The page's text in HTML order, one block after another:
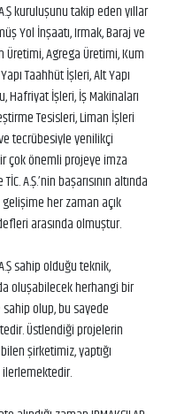
A.Ş kuruluşunu takip eden yıllar
Yol İnşaatı, Irmak, Baraj ve
Üretimi, Agrega Üretimi, Kum
Taahhüt İşleri, Alt Yapı
Hafriyat İşleri, İş Makinaları
Tesisleri, Liman İşleri
tecrübesiyle yenilikçi
çok önemli projeye imza
A.Ş.’nin başarısının altında
her zaman açık
arasında olmuştur.
A.Ş sahip olduğu teknik,
oluşabilecek herhangi bir
sahip olup, bu sayede
Üstlendiği projelerin
şirketimiz, yaptığı
ilerlemektedir.